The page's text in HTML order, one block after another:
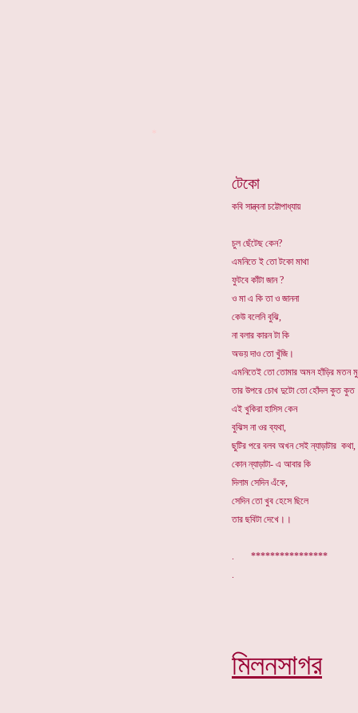
টেকো
কবি সান্ত্বনা চট্টোপাধ্যায়
চুল ছেঁটেছ কেন?
এমনিতে ই তো টকো মাথা
ফুটবে কাঁটা জান ?
ও মা এ কি তা ও জাননা
কেউ বলেনি বুঝি,
না বলার কারন টা কি
অভয় দাও তো খুঁজি।
এমনিতেই তো তোমার অমনহাঁড়ির মতন
তার উপরে চোখ দুটো তো হোঁদল কুত
এই খুকিরা হাসিস কেন
বুঝিস না ওর ব্যথা,
ছুটির পরে বলব অখন সেই ন্যাড়াটার কথা,
কোন ন্যাড়াটা- এ আবার কি
দিলাম সেদিন এঁকে,
সেদিন তো খুব হেসে ছিলে
তার ছবিটা দেখে।।
. ****************
মিলনসাগর